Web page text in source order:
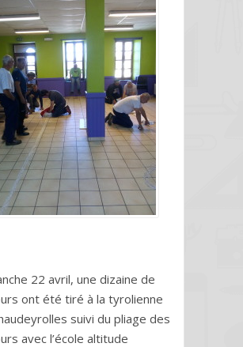
22 avril, une dizaine de
ont été tiré à la tyrolienne
suivi du pliage des
avec l’école altitude